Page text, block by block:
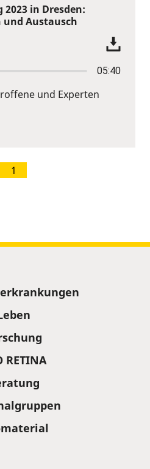
in Dresden:
Austausch
05:40
und Experten
1
RETINA